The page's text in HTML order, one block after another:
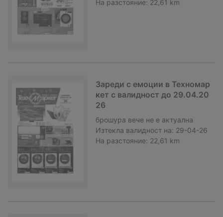
На разстояние: 22,61 km
Зареди с емоции в Техномар
кет с валидност до 29.04.20
26
брошура вече не е актуална
Изтекла валидност на: 29-04-26
На разстояние: 22,61 km